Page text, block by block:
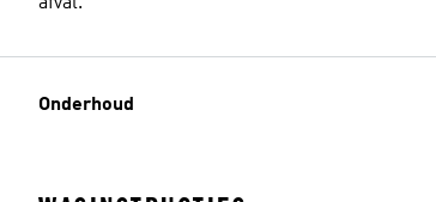
Onderhoud